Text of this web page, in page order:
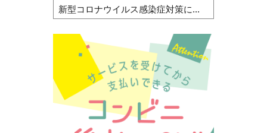
新型コロナウイルス感染症対策に...